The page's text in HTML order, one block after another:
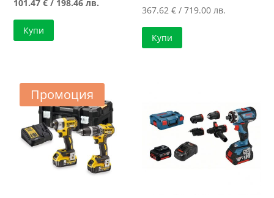
101.47€ / 198.46 лв.
198.46 лв..
Купи
367.62€ / 719.00 лв.
Купи
Промоция